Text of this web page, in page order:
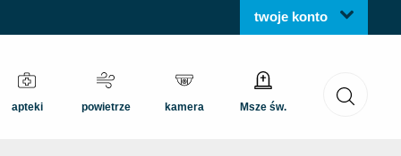
twoje konto
apteki powietrze kamera Msze św.